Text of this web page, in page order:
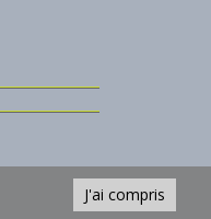
J'ai compris